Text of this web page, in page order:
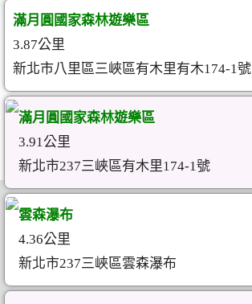
滿月圓國家森林遊樂區
3.87公里
新北市八里區三峽區有木里有木174-1號
滿月圓國家森林遊樂區
3.91公里
新北市237三峽區有木里174-1號
雲森瀑布
4.36公里
新北市237三峽區雲森瀑布